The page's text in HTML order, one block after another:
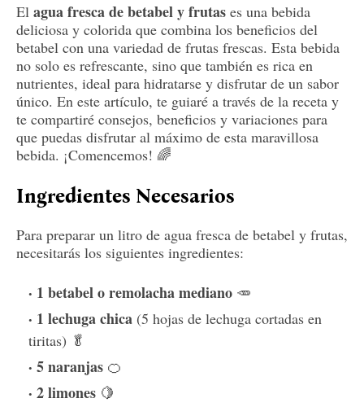
El agua fresca de betabel y frutas es una bebida
deliciosa y colorida que combina los beneficios del
betabel con una variedad de frutas frescas. Esta bebida
no solo es refrescante, sino que también es rica en
nutrientes, ideal para hidratarse y disfrutar de un sabor
único. En este artículo, te guiaré a través de la receta y
te compartiré consejos, beneficios y variaciones para
que puedas disfrutar al máximo de esta maravillosa
bebida. ¡Comencemos! 🌈
Ingredientes Necesarios
Para preparar un litro de agua fresca de betabel y frutas,
necesitarás los siguientes ingredientes:
1 betabel o remolacha mediano 🥕
1 lechuga chica (5 hojas de lechuga cortadas en
tiritas) 🥬
5 naranjas 🍊
2 limones 🍋